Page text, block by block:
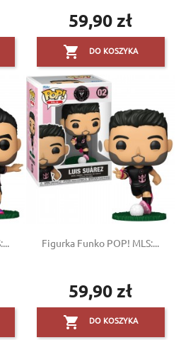
Cena
59,90 zł
 DO KOSZYKA
Figurka Funko POP! MLS:...
Cena
59,90 zł
 DO KOSZYKA